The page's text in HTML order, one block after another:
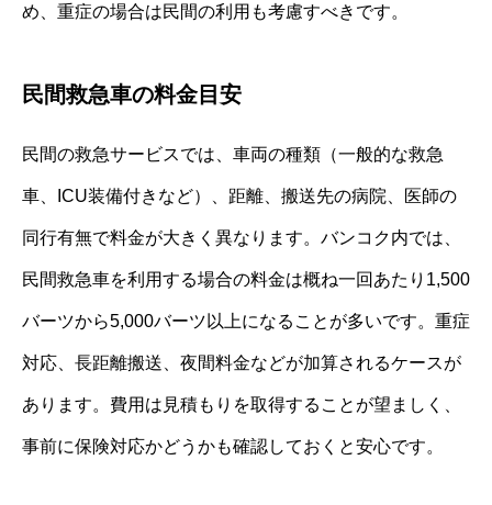
め、重症の場合は民間の利用も考慮すべきです。
民間救急車の料金目安
民間の救急サービスでは、車両の種類（一般的な救急
車、ICU装備付きなど）、距離、搬送先の病院、医師の
同行有無で料金が大きく異なります。バンコク内では、
民間救急車を利用する場合の料金は概ね一回あたり1,500
バーツから5,000バーツ以上になることが多いです。重症
対応、長距離搬送、夜間料金などが加算されるケースが
あります。費用は見積もりを取得することが望ましく、
事前に保険対応かどうかも確認しておくと安心です。